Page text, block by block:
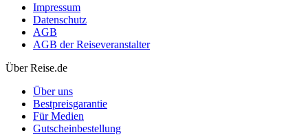
Rundreisen planen: Die besten Ziele auf einen Blick
Impressum
Datenschutz
AGB
AGB der Reiseveranstalter
Über Reise.de
Über uns
Bestpreisgarantie
Für Medien
Gutscheinbestellung